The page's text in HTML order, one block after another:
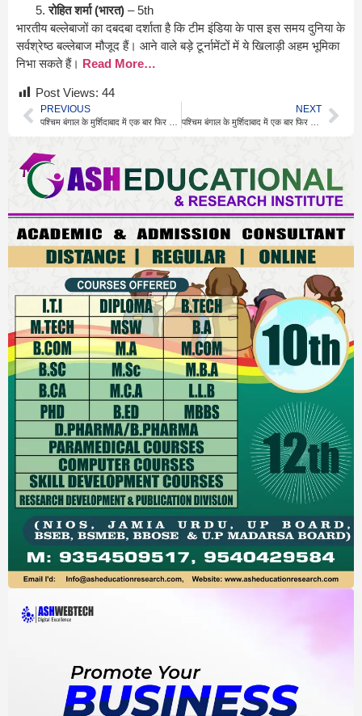
रोहित शर्मा (भारत) – 5th
भारतीय बल्लेबाजों का दबदबा दर्शाता है कि टीम इंडिया के पास इस समय दुनिया के
सर्वश्रेष्ठ बल्लेबाज मौजूद हैं। आने वाले बड़े टूर्नामेंटों में ये खिलाड़ी अहम भूमिका
निभा सकते हैं। Read More…
Post Views: 44
PREVIOUS NEXT